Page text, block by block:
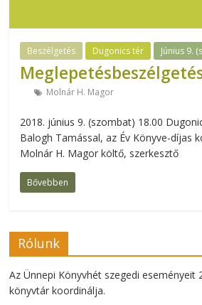
Beszélgetés Dugonics tér Június 9.
Molnár H. Magor
2018. június 9. (szombat) 18.00
Balogh Tamással, az Év Könyve-díjas
Molnár H. Magor költő, szerkesztő
Bővebben
Rólunk
Az Ünnepi Könyvhét szegedi eseményeit
könyvtár koordinálja.